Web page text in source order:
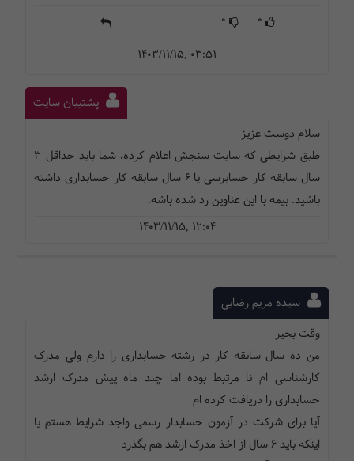
0
0
1403/11/15, 03:51
پشتیبان سایت
سلام دوست عزیز
طبق شرایطی که سایت سنجش اعلام کرده، شما باید حداقل 3
سال سابقه کار حسابرسی یا 6 سال سابقه کار حسابداری داشته
باشید. بیمه با این عناوین رد شده باشه.
1403/11/15, 12:04
سیده مریم رضایی
وقت بخیر
من ده سال سابقه کار در رشته حسابداری را دارم ولی مدرک
کارشناسی ام نا مرتبط بوده اما چند ماه پیش مدرک ارشد
حسابداری را دریافت کرده ام
آیا برای شرکت در آزمون حسابدار رسمی واجد شرایط هستم یا
اینکه باید 6 سال از اخذ مدرک ارشد هم بگذرد